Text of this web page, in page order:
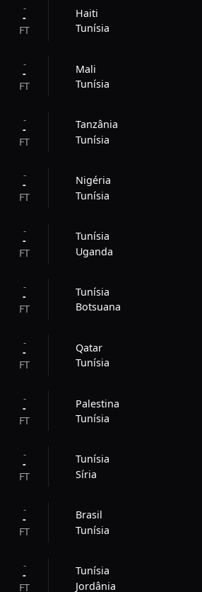
-
-
FT
Haiti
Tunísia
-
-
FT
Mali
Tunísia
-
-
FT
Tanzânia
Tunísia
-
-
FT
Nigéria
Tunísia
-
-
FT
Tunísia
Uganda
-
-
FT
Tunísia
Botsuana
-
-
FT
Qatar
Tunísia
-
-
FT
Palestina
Tunísia
-
-
FT
Tunísia
Síria
-
-
FT
Brasil
Tunísia
-
-
FT
Tunísia
Jordânia